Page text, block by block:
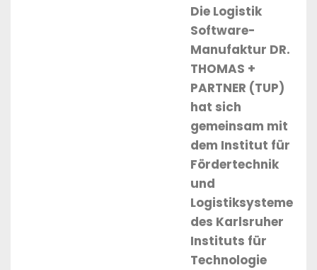
Die Logistik
Software-
Manufaktur DR.
THOMAS +
PARTNER (TUP)
hat sich
gemeinsam mit
dem Institut für
Fördertechnik
und
Logistiksysteme
des Karlsruher
Instituts für
Technologie